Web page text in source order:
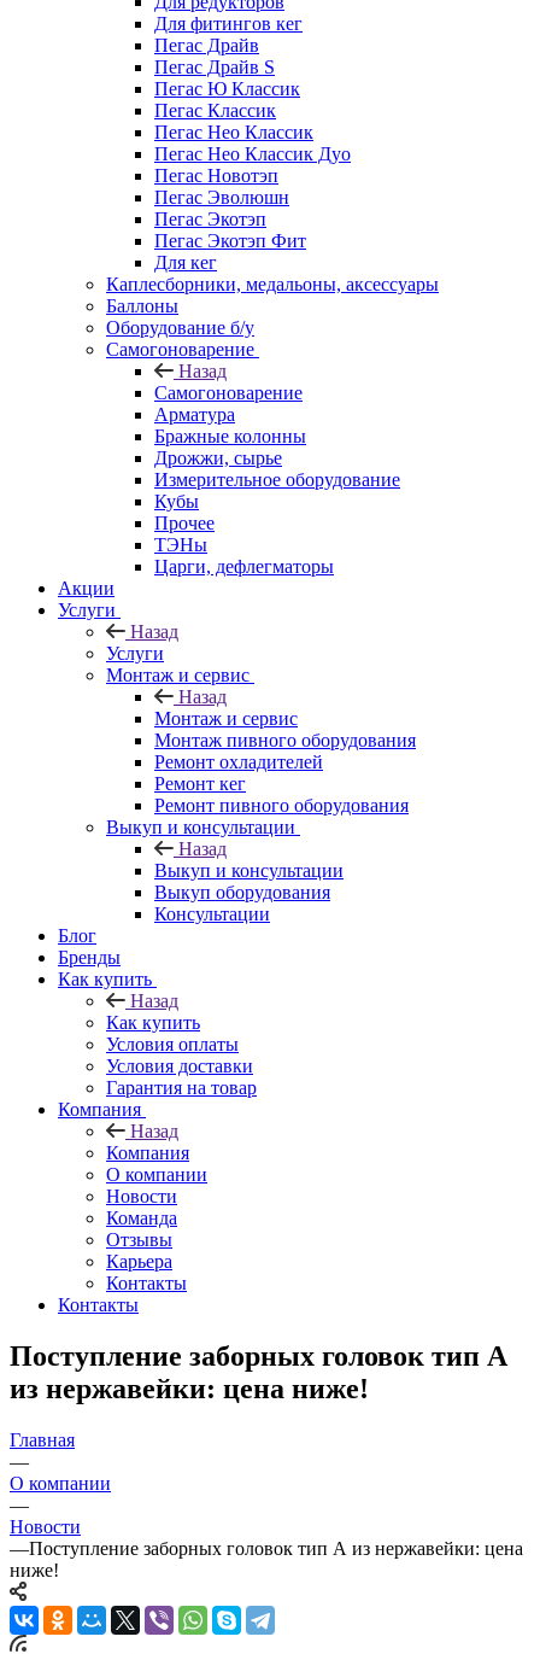
Для фитингов кег
Пегас Драйв
Пегас Драйв S
Пегас Ю Классик
Пегас Классик
Пегас Нео Классик
Пегас Нео Классик Дуо
Пегас Новотэп
Пегас Эволюшн
Пегас Экотэп
Пегас Экотэп Фит
Для кег
Каплесборники, медальоны, аксессуары
Баллоны
Оборудование б/у
Самогоноварение
Назад
Самогоноварение
Арматура
Бражные колонны
Дрожжи, сырье
Измерительное оборудование
Кубы
Прочее
ТЭНы
Царги, дефлегматоры
Акции
Услуги
Назад
Услуги
Монтаж и сервис
Назад
Монтаж и сервис
Монтаж пивного оборудования
Ремонт охладителей
Ремонт кег
Ремонт пивного оборудования
Выкуп и консультации
Назад
Выкуп и консультации
Выкуп оборудования
Консультации
Блог
Бренды
Как купить
Назад
Как купить
Условия оплаты
Условия доставки
Гарантия на товар
Компания
Назад
Компания
О компании
Новости
Команда
Отзывы
Карьера
Контакты
Контакты
Поступление заборных головок тип А
из нержавейки: цена ниже!
Главная
—
О компании
—
Новости
—Поступление заборных головок тип А из нержавейки: цена
ниже!